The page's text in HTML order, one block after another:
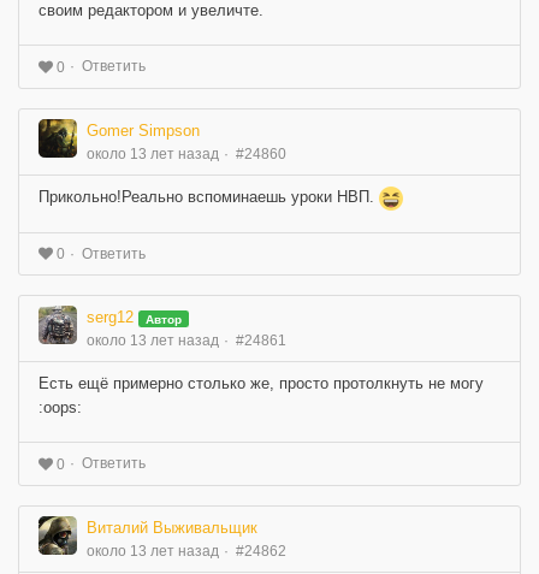
своим редактором и увеличте.
0 Ответить
Gomer Simpson
около 13 лет назад #24860
Прикольно!Реально вспоминаешь уроки НВП.
0 Ответить
serg12 Автор
около 13 лет назад #24861
Есть ещё примерно столько же, просто протолкнуть не могу
:oops:
0 Ответить
Виталий Выживальщик
около 13 лет назад #24862